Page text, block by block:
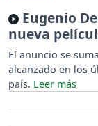
Eugenio
nueva
El anuncio se
alcanzado en los
país.